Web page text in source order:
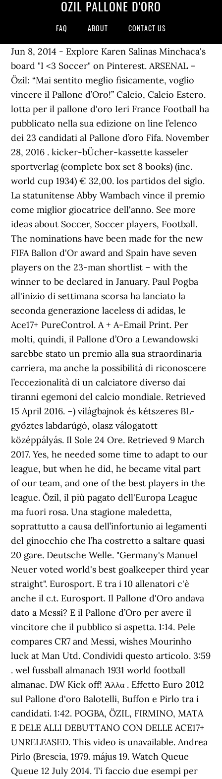
ÖZIL PALLONE D'ORO
FAQ ABOUT CONTACT US
Jun 8, 2014 - Explore Karen Salinas Minchaca's
board "I <3 Soccer" on Pinterest. ARSENAL –
Özil: “Mai sentito meglio fisicamente, voglio
vincere il Pallone d’Oro!” Calcio, Calcio Estero.
lotta per il pallone d'oro Ieri France Football ha
pubblicato nella sua edizione on line l’elenco
dei 23 candidati al Pallone d’oro Fifa. November
28, 2016 . kicker-bÜcher-kassette kasseler
sportverlag (complete box set 8 books) (inc.
world cup 1934) € 32,00. los partidos del siglo.
La statunitense Abby Wambach vince il premio
come miglior giocatrice dell'anno. See more
ideas about Soccer, Soccer players, Football.
The nominations have been made for the new
FIFA Ballon d'Or award and Spain have seven
players on the 23-man shortlist – with the
winner to be declared in January. Paul Pogba
all'inizio di settimana scorsa ha lanciato la
seconda generazione laceless di adidas, le
Ace17+ PureControl. A + A-Email Print. Per
molti, quindi, il Pallone d’Oro a Lewandowski
sarebbe stato un premio alla sua straordinaria
carriera, ma anche la possibilità di riconoscere
l’eccezionalità di un calciatore diverso dai
tiranni egemoni del calcio mondiale. Retrieved
15 April 2016. –) világbajnok és kétszeres BL-
győztes labdarúgó, olasz válogatott
középpályás. Il Sole 24 Ore. Retrieved 9 March
2017. Yes, he needed some time to adapt to our
league, but when he did, he became vital part
of our team, and one of the best players in the
league. Özil, il più pagato dell'Europa League
ma fuori rosa. Una stagione maledetta,
soprattutto a causa dell’infortunio ai legamenti
del ginocchio che l’ha costretto a saltare quasi
20 gare. Deutsche Welle. "Germany's Manuel
Neuer voted world's best goalkeeper third year
straight". Eurosport. E tra i 10 allenatori c'è
anche il c.t. Eurosport. Il Pallone d'Oro andava
dato a Messi? E il Pallone d’Oro per avere il
vincitore che il pubblico si aspetta. 1:14. Pele
compares CR7 and Messi, wishes Mourinho
luck at Man Utd. Condividi questo articolo. 3:59
. wel fussball almanach 1931 world football
almanac. DW Kick off! Άλλα . Effetto Euro 2012
sul Pallone d'oro Balotelli, Buffon e Pirlo tra i
candidati. 1:42. POGBA, ÖZIL, FIRMINO, MATA
E DELE ALLI DEBUTTANO CON DELLE ACE17+
UNRELEASED. This video is unavailable. Andrea
Pirlo (Brescia, 1979. május 19. Watch Queue
Queue 12 July 2014. Ti faccio due esempi per